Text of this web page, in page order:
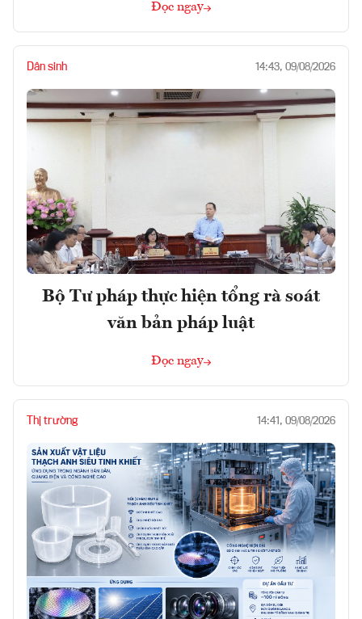
Đọc ngay
Dân sinh 14:43, 09/08/2026
Bộ Tư pháp thực hiện tổng rà soát
văn bản pháp luật
Đọc ngay
Thị trường 14:41, 09/08/2026